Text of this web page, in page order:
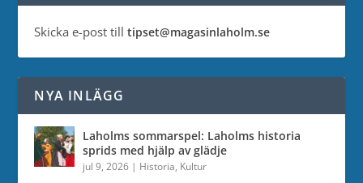
Skicka e-post tilltipset@magasinlaholm.se
NYA INLÄGG
Laholms sommarspel: Laholms historia
sprids med hjälp av glädje
jul 9, 2026 | Historia, Kultur